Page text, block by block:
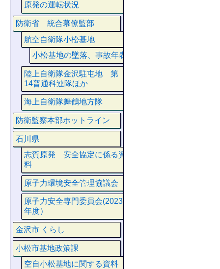
原発の運転状況
防衛省 統合幕僚監部
航空自衛隊小松基地
小松基地の墜落、事故年表
陸上自衛隊金沢駐屯地 第
14普通科連隊ほか
海上自衛隊舞鶴地方隊
防衛監察本部ホットライン
石川県
志賀原発 安全協定に係る資
料
原子力環境安全管理協議会
原子力安全専門委員会(2023
年度）
金沢市 くらし
小松市基地政策課
空自小松基地に関する資料